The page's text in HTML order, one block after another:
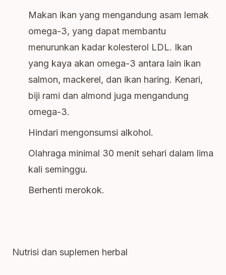
Makan ikan yang mengandung asam lemak
omega-3, yang dapat membantu
menurunkan kadar kolesterol LDL. Ikan
yang kaya akan omega-3 antara lain ikan
salmon, mackerel, dan ikan haring. Kenari,
biji rami dan almond juga mengandung
omega-3.
Hindari mengonsumsi alkohol.
Olahraga minimal 30 menit sehari dalam lima
kali seminggu.
Berhenti merokok.
Nutrisi dan suplemen herbal